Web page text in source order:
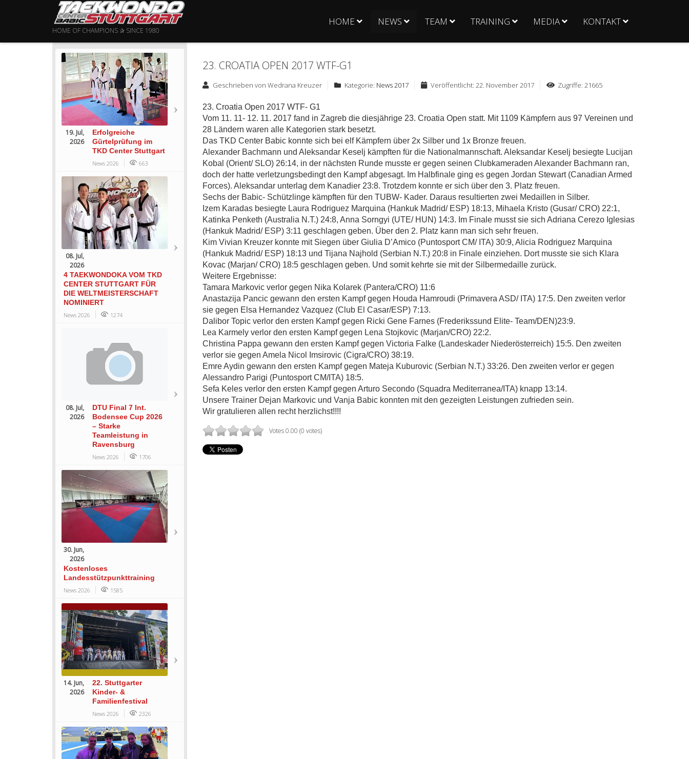
HOME OF CHAMPIONS ✰ SINCE 1980
HOME NEWS TEAM TRAINING MEDIA KONTAKT
19. Jul,
2026
Erfolgreiche
Gürtelprüfung im
TKD Center Stuttgart
News 2026 663
08. Jul,
2026
4 TAEKWONDOKA VOM TKD
CENTER STUTTGART FÜR
DIE WELTMEISTERSCHAFT
NOMINIERT
News 2026 1274
08. Jul,
2026
DTU Final 7 Int.
Bodensee Cup 2026
– Starke
Teamleistung in
Ravensburg
News 2026 1706
30. Jun,
2026
Kostenloses
Landesstützpunkttraining
News 2026 1585
14. Jun,
2026
22. Stuttgarter
Kinder- &
Familienfestival
News 2026 2326
23. CROATIA OPEN 2017 WTF-G1
Geschrieben von Wedrana Kreuzer Kategorie: News 2017 Veröffentlicht: 22. November 2017 Zugriffe: 21665
23. Croatia Open 2017 WTF- G1
Vom 11. 11- 12. 11. 2017 fand in Zagreb die diesjährige 23. Croatia Open statt. Mit 1109 Kämpfern aus 97 Vereinen und
28 Ländern waren alle Kategorien stark besetzt.
Das TKD Center Babic konnte sich bei elf Kämpfern über 2x Silber und 1x Bronze freuen.
Alexander Bachmann und Aleksandar Keselj kämpften für die Nationalmannschaft. Aleksandar Keselj besiegte Lucijan
Kobal (Orient/ SLO) 26:14, in der nächsten Runde musste er gegen seinen Clubkameraden Alexander Bachmann ran,
doch der hatte verletzungsbedingt den Kampf abgesagt. Im Halbfinale ging es gegen Jordan Stewart (Canadian Armed
Forces). Aleksandar unterlag dem Kanadier 23:8. Trotzdem konnte er sich über den 3. Platz freuen.
Sechs der Babic- Schützlinge kämpften für den TUBW- Kader. Daraus resultierten zwei Medaillen in Silber.
Izem Karadas besiegte Laura Rodriguez Marquina (Hankuk Madrid/ ESP) 18:13, Mihaela Kristo (Gusar/ CRO) 22:1,
Katinka Penketh (Australia N.T.) 24:8, Anna Sorngyi (UTE/ HUN) 14:3. Im Finale musst sie sich Adriana Cerezo Iglesias
(Hankuk Madrid/ ESP) 3:11 geschlagen geben. Über den 2. Platz kann man sich sehr freuen.
Kim Vivian Kreuzer konnte mit Siegen über Giulia D’Amico (Puntosport CM/ ITA) 30:9, Alicia Rodriguez Marquina
(Hankuk Madrid/ ESP) 18:13 und Tijana Najhold (Serbian N.T.) 20:8 in Finale einziehen. Dort musste sie sich Klara
Kovac (Marjan/ CRO) 18:5 geschlagen geben. Und somit kehrte sie mit der Silbermedaille zurück.
Weitere Ergebnisse:
Tamara Markovic verlor gegen Nika Kolarek (Pantera/CRO) 11:6
Anastazija Pancic gewann den ersten Kampf gegen Houda Hamroudi (Primavera ASD/ ITA) 17:5. Den zweiten verlor
sie gegen Elsa Hernandez Vazquez (Club El Casar/ESP) 7:13.
Dalibor Topic verlor den ersten Kampf gegen Ricki Gene Farnes (Frederikssund Elite- Team/DEN)23:9.
Lea Karmely verlor den ersten Kampf gegen Lena Stojkovic (Marjan/CRO) 22:2.
Christina Pappa gewann den ersten Kampf gegen Victoria Falke (Landeskader Niederösterreich) 15:5. Den zweiten
verlor sie gegen Amela Nicol Imsirovic (Cigra/CRO) 38:19.
Emre Aydin gewann den ersten Kampf gegen Mateja Kuburovic (Serbian N.T.) 33:26. Den zweiten verlor er gegen
Alessandro Parigi (Puntosport CM/ITA) 18:5.
Sefa Keles verlor den ersten Kampf gegen Arturo Secondo (Squadra Mediterranea/ITA) knapp 13:14.
Unsere Trainer Dejan Markovic und Vanja Babic konnten mit den gezeigten Leistungen zufrieden sein.
Wir gratulieren allen recht herzlichst!!!!
Votes 0.00 (0 votes)